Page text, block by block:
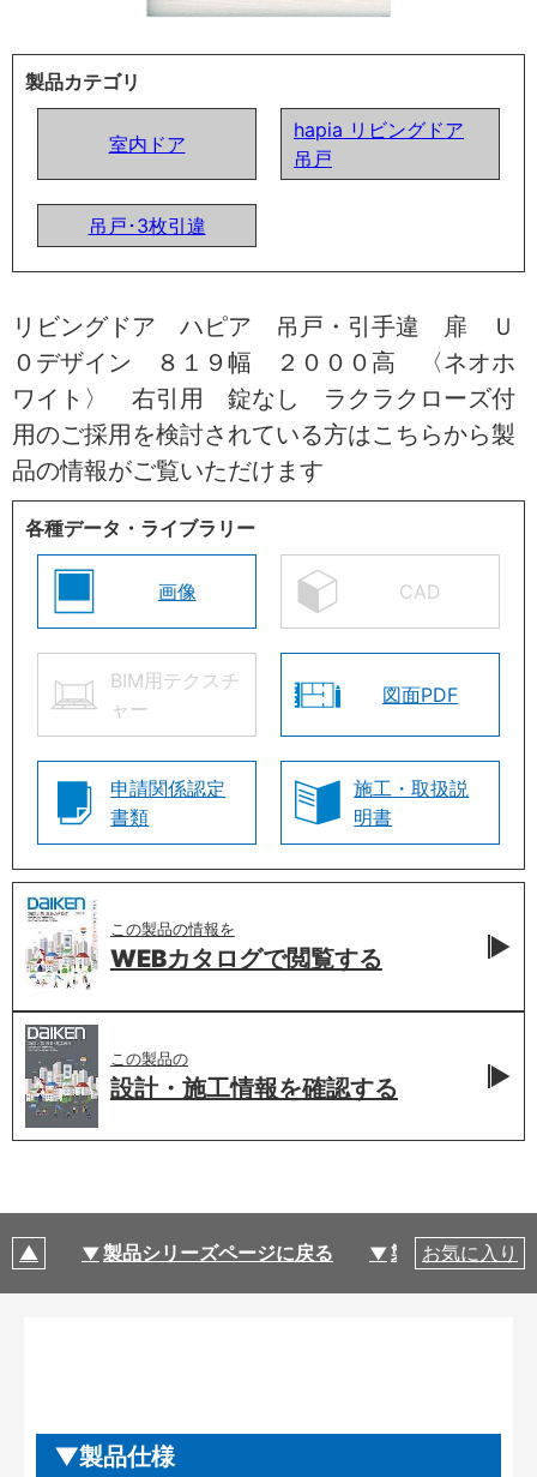
製品カテゴリ
室内ドア
hapia リビングドア
吊戸
吊戸･3枚引違
リビングドア ハピア 吊戸・引手違 扉 Ｕ
０デザイン ８１９幅 ２０００高 〈ネオホ
ワイト〉 右引用 錠なし ラクラクローズ付
用のご採用を検討されている方はこちらから製
品の情報がご覧いただけます
各種データ・ライブラリー
画像 CAD
BIM用テクスチ
ャー
図面PDF
申請関係認定
書類
施工・取扱説
明書
この製品の情報を
WEBカタログで閲覧する
この製品の
設計・施工情報を確認する
製品シリーズページに戻る 製品仕様
お気に入り
製品仕様